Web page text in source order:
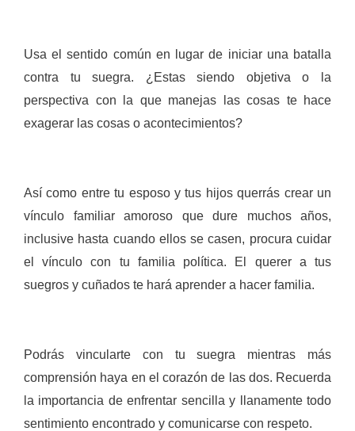
Usa el sentido común en lugar de iniciar una batalla
contra tu suegra. ¿Estas siendo objetiva o la
perspectiva con la que manejas las cosas te hace
exagerar las cosas o acontecimientos?
Así como entre tu esposo y tus hijos querrás crear un
vínculo familiar amoroso que dure muchos años,
inclusive hasta cuando ellos se casen, procura cuidar
el vínculo con tu familia política. El querer a tus
suegros y cuñados te hará aprender a hacer familia.
Podrás vincularte con tu suegra mientras más
comprensión haya en el corazón de las dos. Recuerda
la importancia de enfrentar sencilla y llanamente todo
sentimiento encontrado y comunicarse con respeto.